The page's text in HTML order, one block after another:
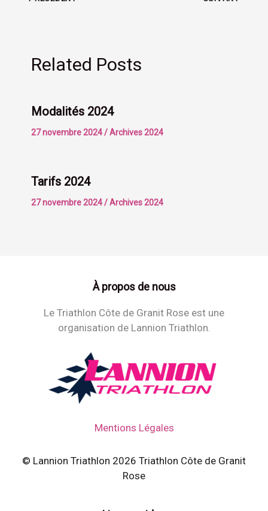
Related Posts
Modalités 2024
27 novembre 2024/Archives 2024
Tarifs 2024
27 novembre 2024/Archives 2024
À propos de nous
Le Triathlon Côte de Granit Rose est une
organisation de Lannion Triathlon.
Mentions Légales
© Lannion Triathlon 2026 Triathlon Côte de Granit
Rose